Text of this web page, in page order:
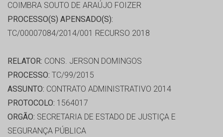
COIMBRA SOUTO DE ARAÚJO FOIZER
PROCESSO(S) APENSADO(S):
TC/00007084/2014/001 RECURSO 2018
RELATOR: CONS. JERSON DOMINGOS
PROCESSO: TC/99/2015
ASSUNTO: CONTRATO ADMINISTRATIVO 2014
PROTOCOLO: 1564017
ORGÃO: SECRETARIA DE ESTADO DE JUSTIÇA E
SEGURANÇA PÚBLICA